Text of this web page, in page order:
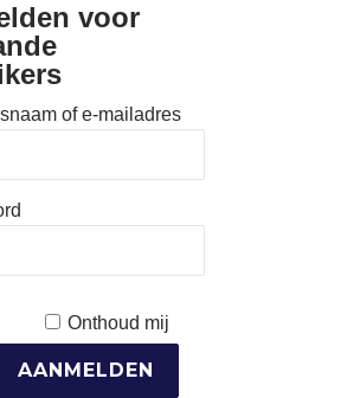
voor
of e-mailadres
Onthoud mij